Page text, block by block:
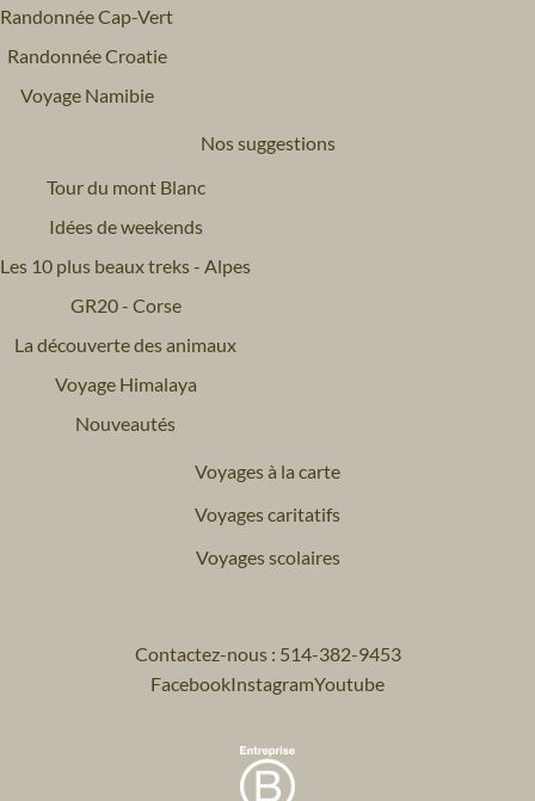
Randonnée Cap-Vert
Randonnée Croatie
Voyage Namibie
Nos suggestions
Tour du mont Blanc
Idées de weekends
Les 10 plus beaux treks - Alpes
GR20 - Corse
La découverte des animaux
Voyage Himalaya
Nouveautés
Voyages à la carte
Voyages caritatifs
Voyages scolaires
Contactez-nous : 514-382-9453
FacebookInstagramYoutube